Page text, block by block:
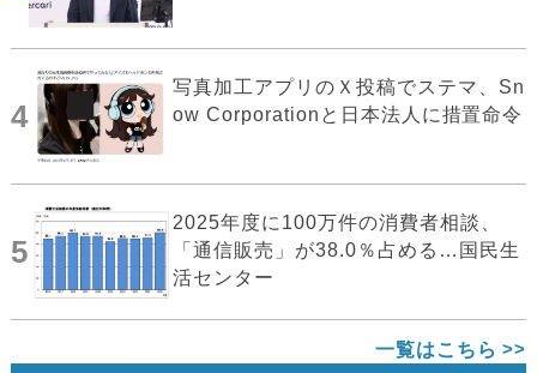
4
写真加工アプリのＸ投稿でステマ、Sn
ow Corporationと日本法人に措置命令
5
2025年度に100万件の消費者相談、
「通信販売」が38.0％占める…国民生
活センター
一覧はこちら